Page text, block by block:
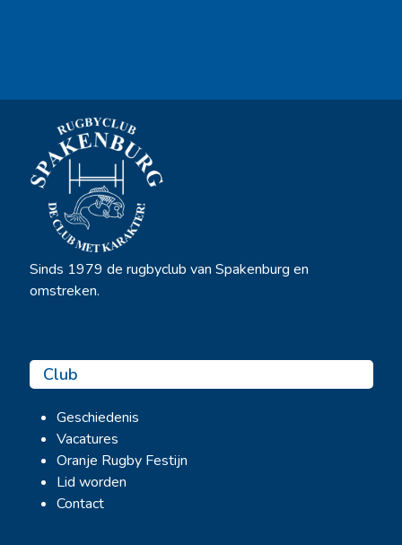
Sinds 1979 de rugbyclub van Spakenburg en
omstreken.
Club
Geschiedenis
Vacatures
Oranje Rugby Festijn
Lid worden
Contact